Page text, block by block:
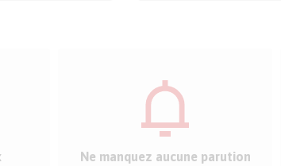
Ne manquez aucune parution